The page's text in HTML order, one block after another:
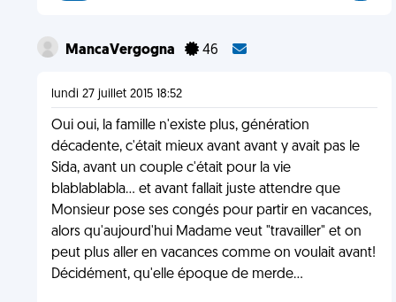
MancaVergogna 46
lundi 27 juillet 2015 18:52
Oui oui, la famille n'existe plus, génération
décadente, c'était mieux avant avant y avait pas le
Sida, avant un couple c'était pour la vie
blablablabla... et avant fallait juste attendre que
Monsieur pose ses congés pour partir en vacances,
alors qu'aujourd'hui Madame veut "travailler" et on
peut plus aller en vacances comme on voulait avant!
Décidément, qu'elle époque de merde...